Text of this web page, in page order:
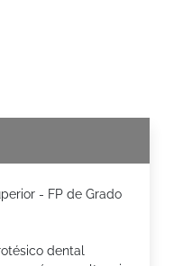
- FP de Grado
dental